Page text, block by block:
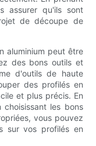
assurer qu'ils sont
de découpe de
aluminium peut être
des bons outils et
d'outils de haute
des profilés en
et plus précis. En
les bons
vous pouvez
sur vos profilés en